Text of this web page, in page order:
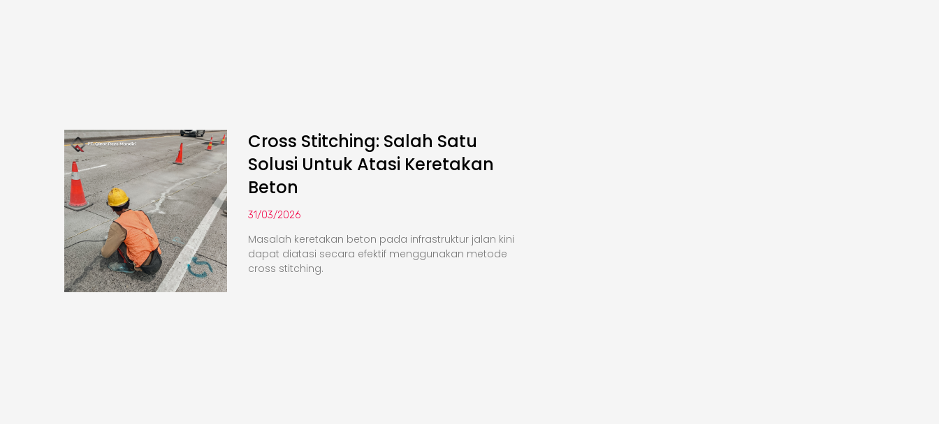
Cross Stitching: Salah Satu
Solusi Untuk Atasi Keretakan
Beton
31/03/2026
Masalah keretakan beton pada infrastruktur jalan kini
dapat diatasi secara efektif menggunakan metode
cross stitching.